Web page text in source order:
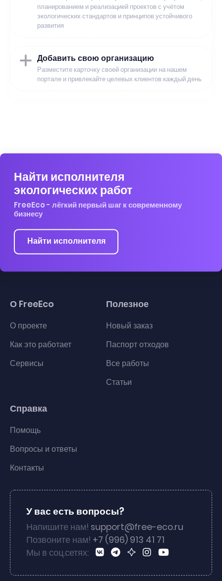
планированием и реализацией проектов с учётом
экологических стандартов и принципов устойчивого
развития
Добавить свою организацию
Разместите карточку своей организации на нашем
портале и привлекайте целевых клиентов каждый день
Найти исполнителя
экологических работ
FreeEco - лёгкий первый шаг к современному
бизнесу
Найти исполнителя
О FreeEco
О проекте
Как это работает
Сервисы
Полезное
Новый заказ
Паспорт отходов
Все работы
Статьи
Справка
Помощь
Вопросы и ответы
Контакты
У вас есть вопросы?
Напишите нам! support@free-eco.ru
Позвоните нам! +7 (996) 913 41 71
Мы в соц.сетях: